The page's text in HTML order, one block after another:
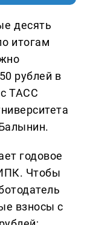
десять
итогам
рублей в
ТАСС
годовое
Чтобы
взносы с